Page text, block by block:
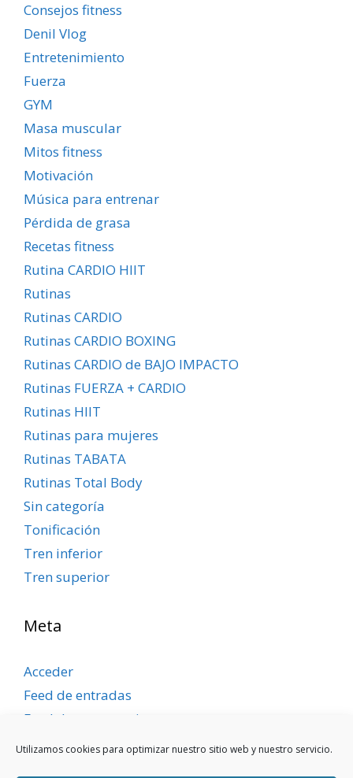
Utilizamos cookies para optimizar nuestro sitio web y nuestro servicio.
Consejos fitness
Denil Vlog
Entretenimiento
Fuerza
GYM
Masa muscular
Mitos fitness
Motivación
Música para entrenar
Pérdida de grasa
Recetas fitness
Rutina CARDIO HIIT
Rutinas
Rutinas CARDIO
Rutinas CARDIO BOXING
Rutinas CARDIO de BAJO IMPACTO
Rutinas FUERZA + CARDIO
Rutinas HIIT
Rutinas para mujeres
Rutinas TABATA
Rutinas Total Body
Sin categoría
Tonificación
Tren inferior
Tren superior
Meta
Acceder
Feed de entradas
Feed de comentarios
WordPress.org